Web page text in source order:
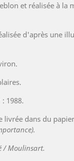
et réalisée à la
d'après une
: 1988.
livrée dans du
/ Moulinsart.